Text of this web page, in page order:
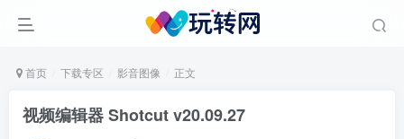
首页 下载专区 影音图像 正文
视频编辑器 Shotcut v20.09.27